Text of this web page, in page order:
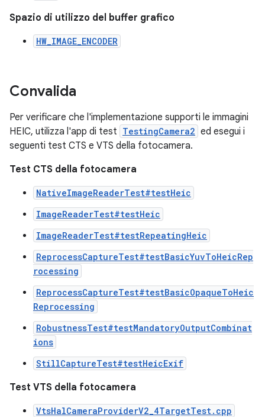
Spazio di utilizzo del buffer grafico
HW_IMAGE_ENCODER
Convalida
Per verificare che l'implementazione supporti le immagini
HEIC, utilizza l'app di test TestingCamera2 ed esegui i
seguenti test CTS e VTS della fotocamera.
Test CTS della fotocamera
NativeImageReaderTest#testHeic
ImageReaderTest#testHeic
ImageReaderTest#testRepeatingHeic
ReprocessCaptureTest#testBasicYuvToHeicRep
rocessing
ReprocessCaptureTest#testBasicOpaqueToHeic
Reprocessing
RobustnessTest#testMandatoryOutputCombinat
ions
StillCaptureTest#testHeicExif
Test VTS della fotocamera
VtsHalCameraProviderV2_4TargetTest.cpp